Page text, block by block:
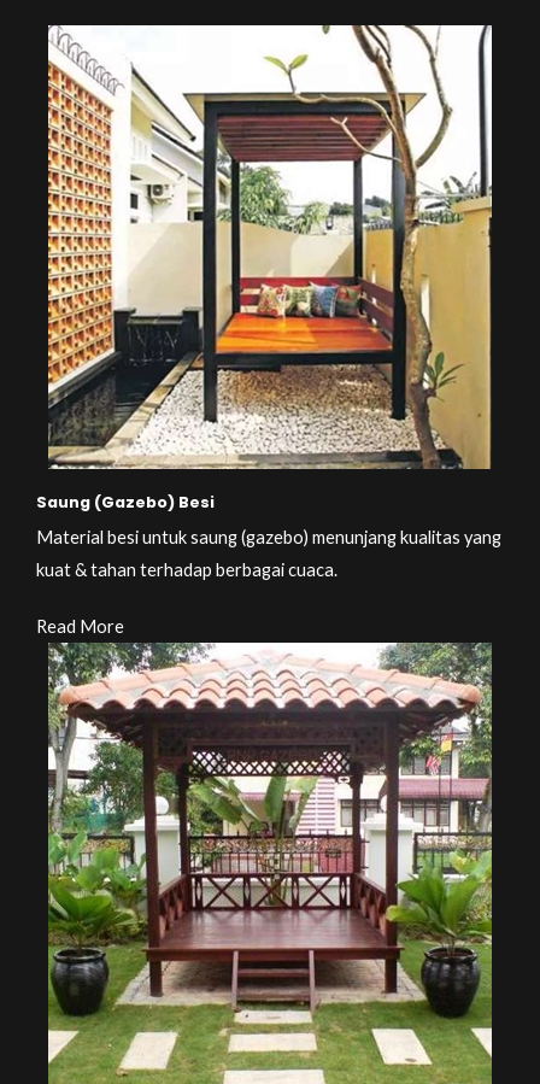
Saung (Gazebo) Besi
Material besi untuk saung (gazebo) menunjang kualitas yang
kuat & tahan terhadap berbagai cuaca.
Read More